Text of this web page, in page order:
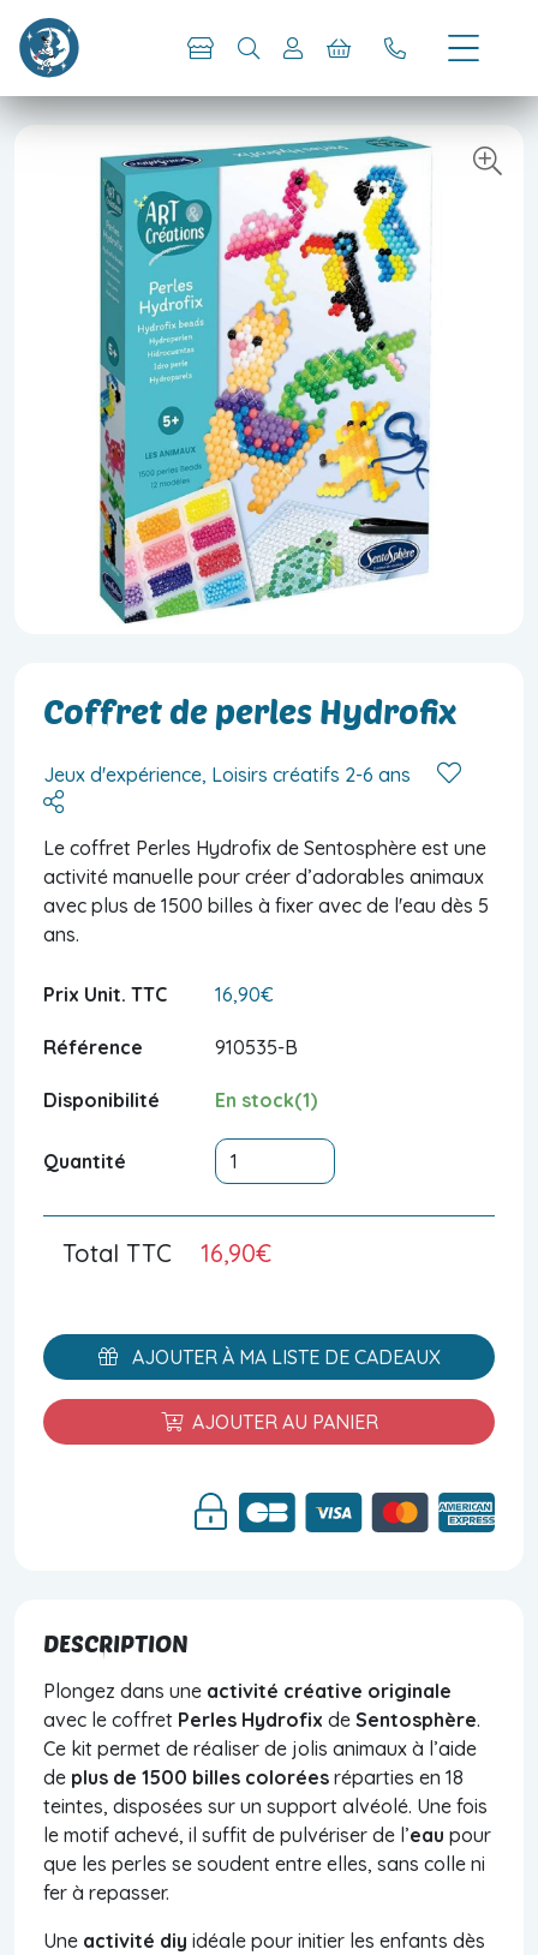
Coffret de perles Hydrofix
Jeux d'expérience, Loisirs créatifs 2-6 ans
Le coffret Perles Hydrofix de Sentosphère est une
activité manuelle pour créer d’adorables animaux
avec plus de 1500 billes à fixer avec de l'eau dès 5
ans.
Prix Unit. TTC 16,90€
Référence 910535-B
Disponibilité En stock(1)
Quantité
Total TTC 16,90€
AJOUTER À MA LISTE DE CADEAUX
AJOUTER AU PANIER
DESCRIPTION
Plongez dans une activité créative originale
avec le coffret Perles Hydrofix de Sentosphère.
Ce kit permet de réaliser de jolis animaux à l’aide
de plus de 1500 billes colorées réparties en 18
teintes, disposées sur un support alvéolé. Une fois
le motif achevé, il suffit de pulvériser de l’eau pour
que les perles se soudent entre elles, sans colle ni
fer à repasser.
Une activité diy idéale pour initier les enfants dès